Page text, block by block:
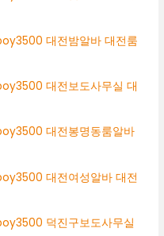
대전밤알바 대전룸
대전보도사무실 대
대전봉명동룸알바
대전여성알바 대전
덕진구보도사무실